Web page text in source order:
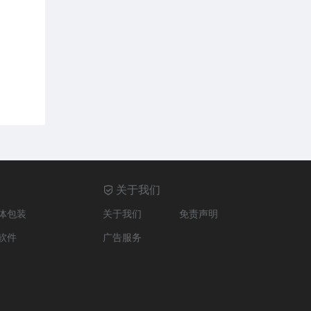
包装
件
关于我们
关于我们
免责声明
广告服务